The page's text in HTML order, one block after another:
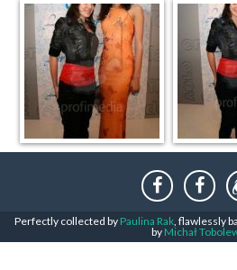
Perfectly collected by Paulina Rak, flawlessly
by Michał